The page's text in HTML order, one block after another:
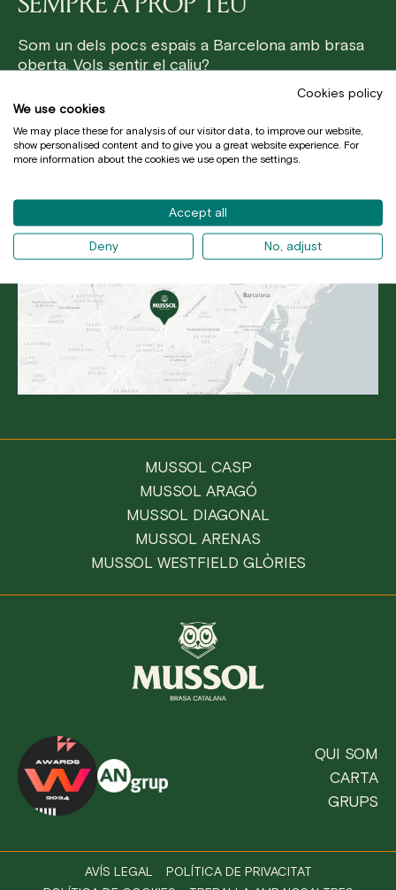
Som un dels pocs espais a Barcelona amb brasa
oberta. Vols sentir el caliu?
MUSSOL CASP
MUSSOL ARAGÓ
MUSSOL DIAGONAL
MUSSOL ARENAS
MUSSOL WESTFIELD GLÒRIES
QUI SOM
CARTA
GRUPS
AVÍS LEGAL
POLÍTICA DE PRIVACITAT
Cookies policy
We use cookies
We may place these for analysis of our visitor data, to improve our website,
show personalised content and to give you a great website experience. For
more information about the cookies we use open the settings.
Accept all
Deny No, adjust